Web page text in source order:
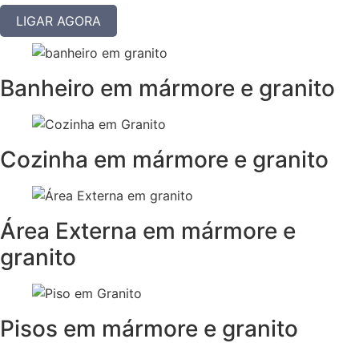
LIGAR AGORA
Banheiro em mármore e granito
Cozinha em mármore e granito
Área Externa em mármore e
granito
Pisos em mármore e granito